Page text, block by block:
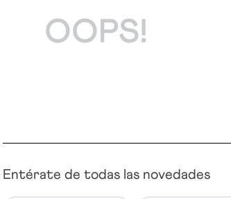
OOPS!
Entérate de todas las novedades